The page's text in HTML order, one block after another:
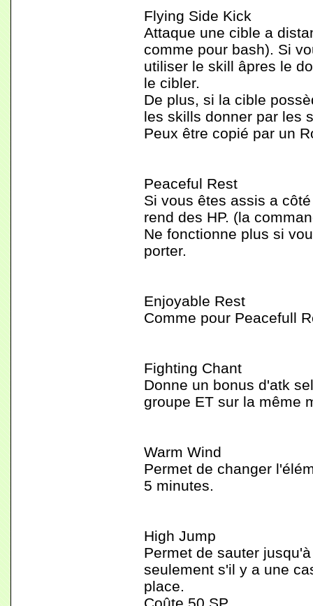
Flying Side Kick
Attaque une cible a
comme pour bash). Si
utiliser le skill âpres le
le cibler.
De plus, si la cible
les skills donner par les
Peux être copié par un
Peaceful Rest
Si vous êtes assis a
rend des HP. (la
Ne fonctionne plus si
porter.
Enjoyable Rest
Comme pour Peacefull
Fighting Chant
Donne un bonus d'atk
groupe ET sur la même
Warm Wind
Permet de changer
5 minutes.
High Jump
Permet de sauter
seulement s'il y a une
place.